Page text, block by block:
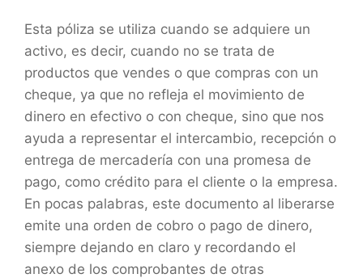
Esta póliza se utiliza cuando se adquiere un
activo, es decir, cuando no se trata de
productos que vendes o que compras con un
cheque, ya que no refleja el movimiento de
dinero en efectivo o con cheque, sino que nos
ayuda a representar el intercambio, recepción o
entrega de mercadería con una promesa de
pago, como crédito para el cliente o la empresa.
En pocas palabras, este documento al liberarse
emite una orden de cobro o pago de dinero,
siempre dejando en claro y recordando el
anexo de los comprobantes de otras